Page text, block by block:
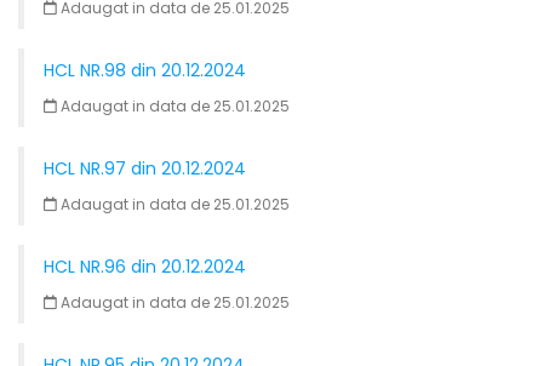
Adaugat in data de 25.01.2025
HCL NR.98 din 20.12.2024
Adaugat in data de 25.01.2025
HCL NR.97 din 20.12.2024
Adaugat in data de 25.01.2025
HCL NR.96 din 20.12.2024
Adaugat in data de 25.01.2025